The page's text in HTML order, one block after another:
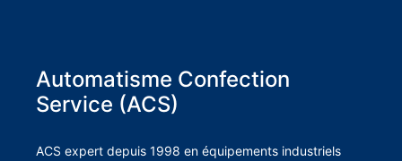
Automatisme Confection
Service (ACS)
ACS expert depuis 1998 en équipements industriels